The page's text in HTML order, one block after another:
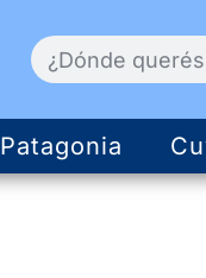
Patagonia